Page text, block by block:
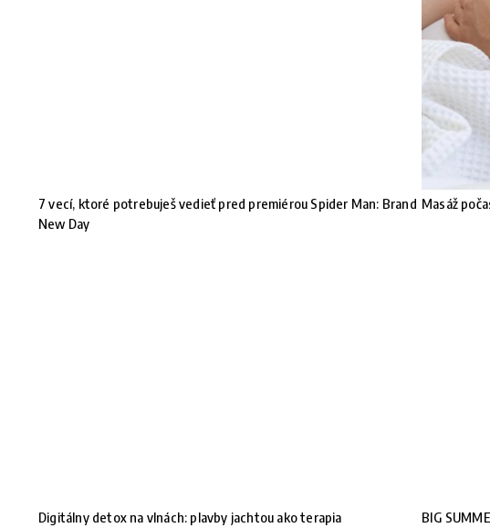
7 vecí, ktoré potrebuješ vedieť pred premiérou Spider Man: Brand
New Day
Masáž
Digitálny detox na vlnách: plavby jachtou ako terapia
BIG